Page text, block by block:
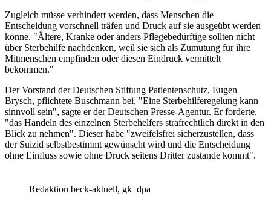
Zugleich müsse verhindert werden, dass Menschen die
Entscheidung vorschnell träfen und Druck auf sie ausgeübt werden
könne. "Ältere, Kranke oder anders Pflegebedürftige sollten nicht
über Sterbehilfe nachdenken, weil sie sich als Zumutung für ihre
Mitmenschen empfinden oder diesen Eindruck vermittelt
bekommen."
Der Vorstand der Deutschen Stiftung Patientenschutz, Eugen
Brysch, pflichtete Buschmann bei. "Eine Sterbehilferegelung kann
sinnvoll sein", sagte er der Deutschen Presse-Agentur. Er forderte,
"das Handeln des einzelnen Sterbehelfers strafrechtlich direkt in den
Blick zu nehmen". Dieser habe "zweifelsfrei sicherzustellen, dass
der Suizid selbstbestimmt gewünscht wird und die Entscheidung
ohne Einfluss sowie ohne Druck seitens Dritter zustande kommt".
Redaktion beck-aktuell, gk dpa